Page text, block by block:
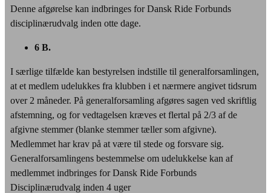
Denne afgørelse kan indbringes for Dansk Ride Forbunds
disciplinærudvalg inden otte dage.
6 B.
I særlige tilfælde kan bestyrelsen indstille til generalforsamlingen,
at et medlem udelukkes fra klubben i et nærmere angivet tidsrum
over 2 måneder. På generalforsamling afgøres sagen ved skriftlig
afstemning, og for vedtagelsen kræves et flertal på 2/3 af de
afgivne stemmer (blanke stemmer tæller som afgivne).
Medlemmet har krav på at være til stede og forsvare sig.
Generalforsamlingens bestemmelse om udelukkelse kan af
medlemmet indbringes for Dansk Ride Forbunds
Disciplinærudvalg inden 4 uger